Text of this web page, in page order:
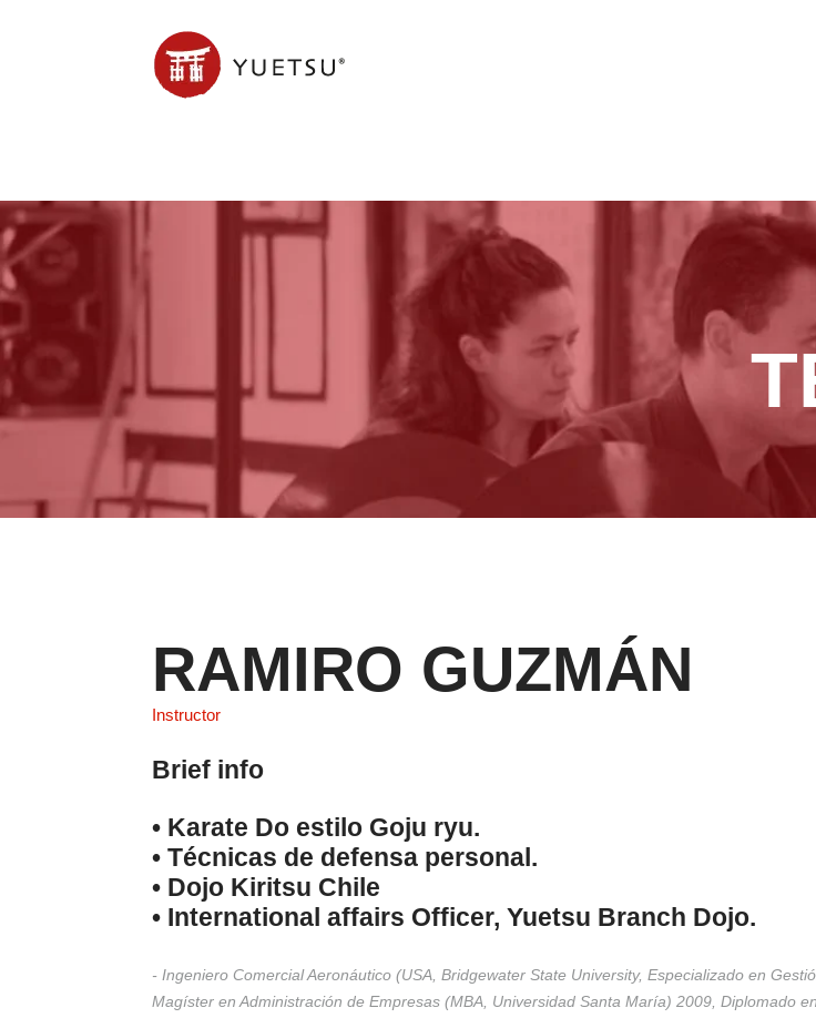
RAMIRO GUZMÁN
Instructor
Brief info
•⁠ ⁠Karate Do estilo Goju ryu.
•⁠ Técnicas de defensa personal.
•⁠ ⁠Dojo Kiritsu Chile
•⁠ ⁠International affairs Officer, Yuetsu Branch Dojo.
- Ingeniero Comercial Aeronáutico (USA, Bridgewater State University, Especializado en
Magíster en Administración de Empresas (MBA, Universidad Santa María) 2009, Diplomado